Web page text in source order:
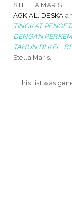
STELLA MARIS.
AGKIAL, DESKA
TINGKAT
DENGAN
TAHUN DI KEL.
Stella Maris.
This list was